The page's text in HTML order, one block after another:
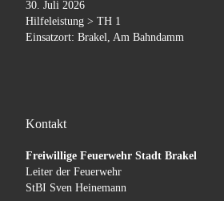
30. Juli 2026
Hilfeleistung > TH 1
Einsatzort: Brakel, Am Bahndamm
Kontakt
Freiwillige Feuerwehr Stadt Brakel
Leiter der Feuerwehr
StBI Sven Heinemann